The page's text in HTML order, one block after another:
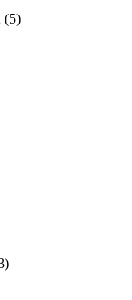
(5)